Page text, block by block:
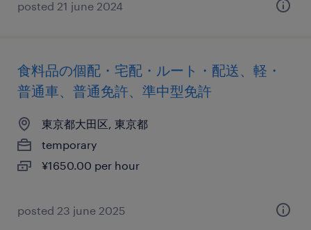
posted 21 june 2024
食料品の個配・宅配・ルート・配送、軽・
普通車、普通免許、準中型免許
東京都大田区, 東京都
temporary
¥1650.00 per hour
posted 23 june 2025